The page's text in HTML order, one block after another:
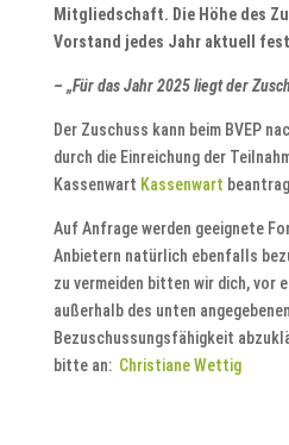
Mitgliedschaft. Die Höhe des
Vorstand jedes Jahr aktuell
– „Für das Jahr 2025 liegt der
Der Zuschuss kann beim BVEP
durch die Einreichung der
Kassenwart Kassenwart
Auf Anfrage werden geeignete
Anbietern natürlich ebenfalls
zu vermeiden bitten wir dich, vor
außerhalb des unten
Bezuschussungsfähigkeit
bitte an: Christiane Wettig